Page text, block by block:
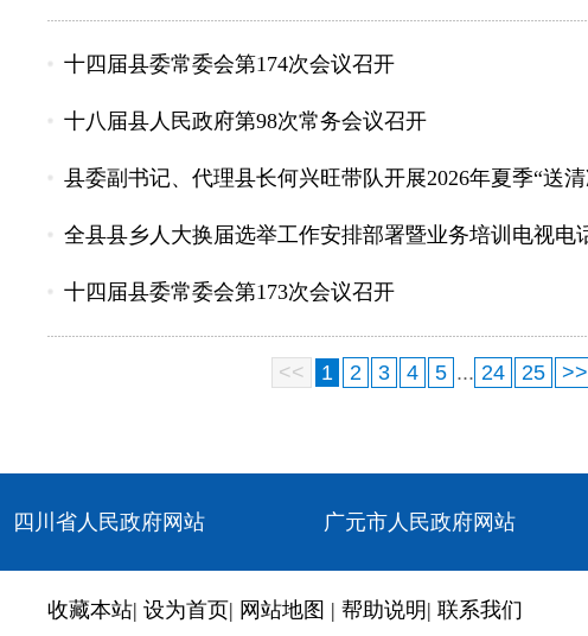
十四届县委常委会第174次会议召开
十八届县人民政府第98次常务会议召开
县委副书记、代理县长何兴旺带队开展2026年夏季“送
全县县乡人大换届选举工作安排部署暨业务培训电视电
十四届县委常委会第173次会议召开
<< 1 2 3 4 5 ... 24 25 >>
四川省人民政府网站 广元市人民政府网站
收藏本站| 设为首页| 网站地图 | 帮助说明 | 联系我们